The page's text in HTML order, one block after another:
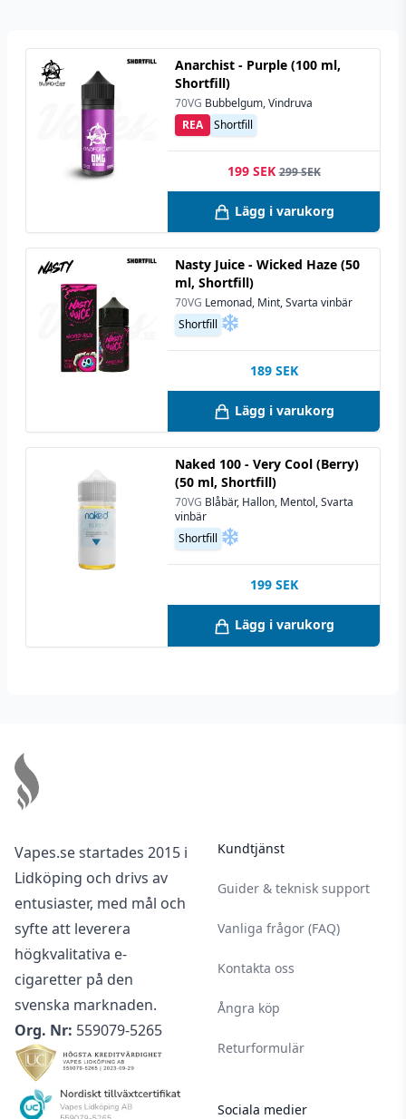
Anarchist - Purple (100 ml,
Shortfill)
70VG Bubbelgum, Vindruva
Shortfill
REA
199 SEK 299 SEK
Lägg i varukorg
Nasty Juice - Wicked Haze (50
ml, Shortfill)
70VG Lemonad, Mint, Svarta vinbär
Shortfill
189 SEK
Lägg i varukorg
Naked 100 - Very Cool (Berry)
(50 ml, Shortfill)
70VG Blåbär, Hallon, Mentol, Svarta
vinbär
Shortfill
199 SEK
Lägg i varukorg
Vapes.se startades 2015 i
Lidköping och drivs av
entusiaster, med mål och
syfte att leverera
högkvalitativa e-
cigaretter på den
svenska marknaden.
Org. Nr: 559079-5265
Kundtjänst
Guider & teknisk support
Vanliga frågor (FAQ)
Kontakta oss
Ångra köp
Returformulär
Sociala medier